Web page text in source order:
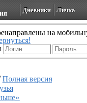
Дневники Личка
на
Полная версия